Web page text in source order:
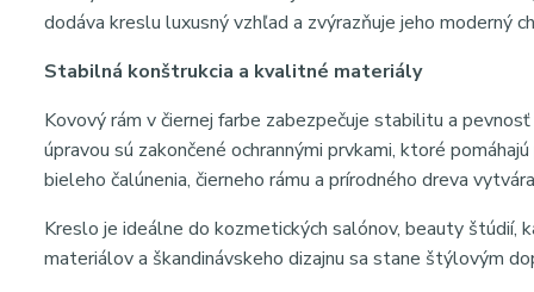
dodáva kreslu luxusný vzhľad a zvýrazňuje jeho moderný
Stabilná konštrukcia a kvalitné materiály
Kovový rám v čiernej farbe zabezpečuje stabilitu a
úpravou sú zakončené ochrannými prvkami, ktoré
bieleho čalúnenia, čierneho rámu a prírodného dreva
Kreslo je ideálne do kozmetických salónov, beauty štúdií,
materiálov a škandinávskeho dizajnu sa stane štýlovým